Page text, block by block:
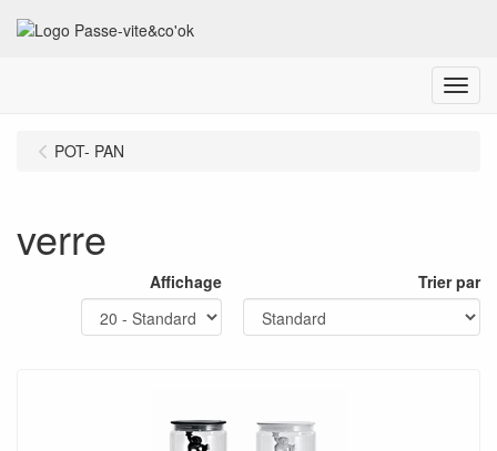
Menu
POT- PAN
verre
Affichage Trier par